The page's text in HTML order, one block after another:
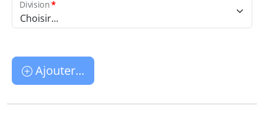
Choisir...
Division*
Ajouter...